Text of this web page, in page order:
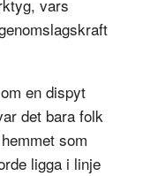
vars
en dispyt
det bara folk
som
ligga i linje